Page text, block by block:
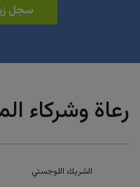
سجل
رعاة وشركاء
الشريك اللوجستي